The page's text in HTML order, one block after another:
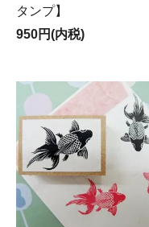
タンプ】
950円(内税)